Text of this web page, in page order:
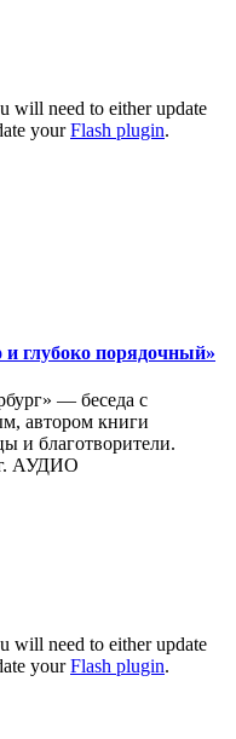
will need to either update
yourFlash plugin.
глубоко порядочный»
— беседа с
автором книги
и благотворители.
г. АУДИО
will need to either update
yourFlash plugin.